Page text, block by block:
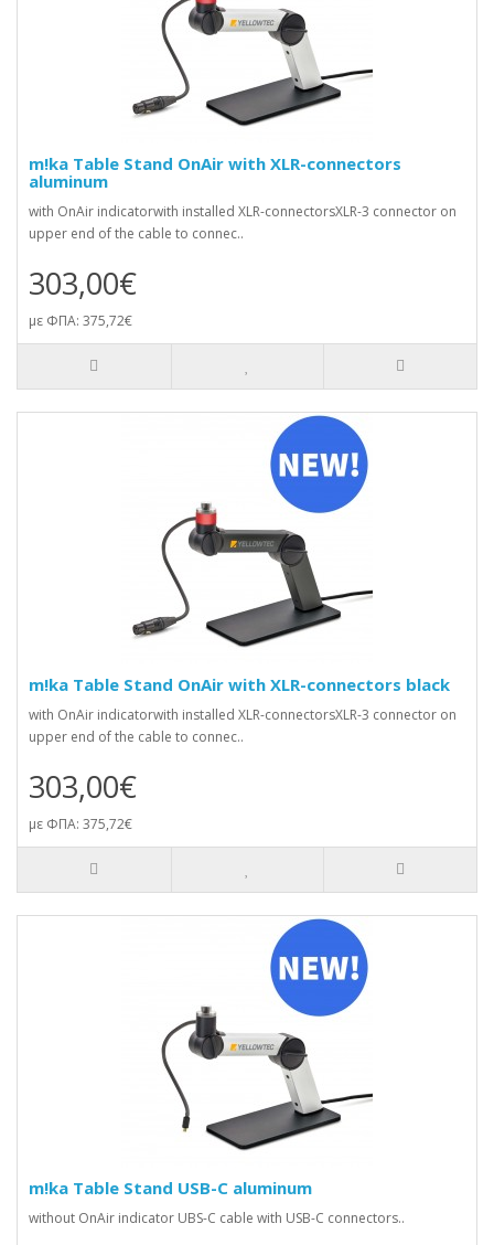
m!ka Table Stand OnAir with XLR-connectors
aluminum
with OnAir indicatorwith installed XLR-connectorsXLR-3 connector on
upper end of the cable to connec..
303,00€
με ΦΠΑ: 375,72€
m!ka Table Stand OnAir with XLR-connectors black
with OnAir indicatorwith installed XLR-connectorsXLR-3 connector on
upper end of the cable to connec..
303,00€
με ΦΠΑ: 375,72€
m!ka Table Stand USB-C aluminum
without OnAir indicator UBS-C cable with USB-C connectors..